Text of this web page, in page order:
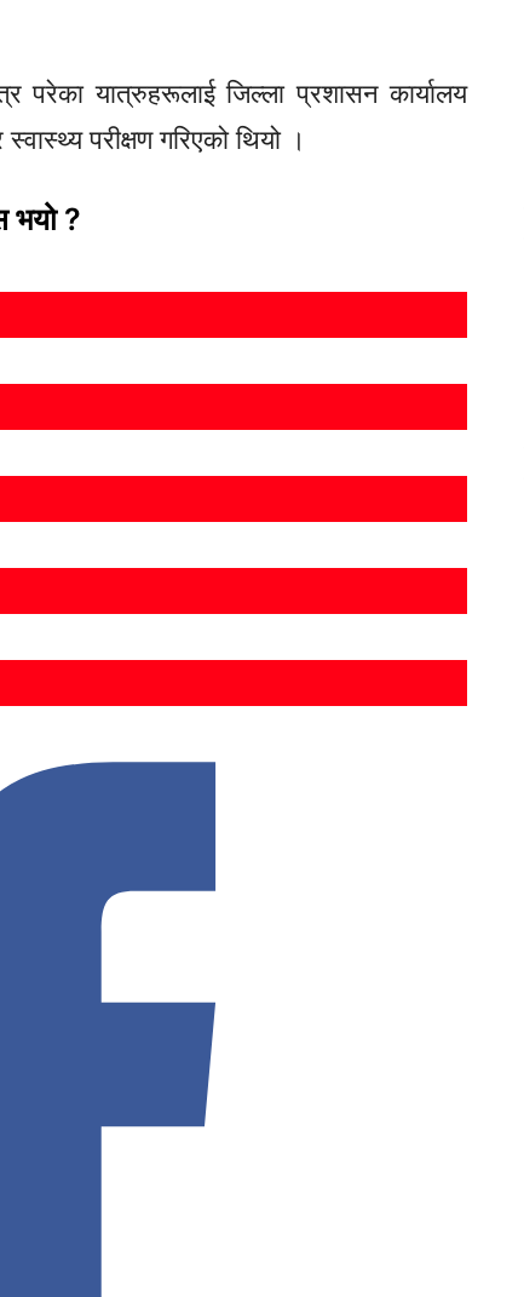
परेका यात्रुहरूलाई जिल्ला प्रशासन कार्यालय
परीक्षण गरिएको थियो ।
भयो ?